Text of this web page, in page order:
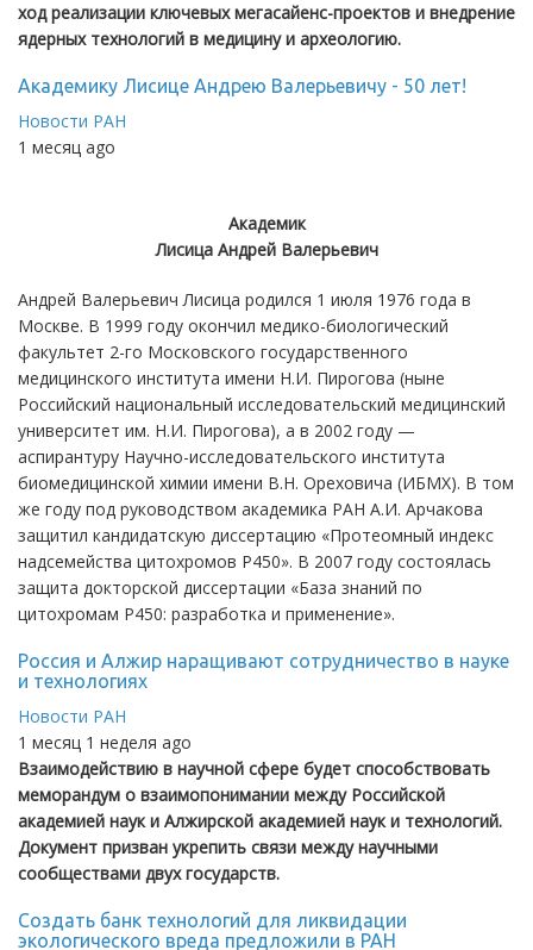
ход реализации ключевых мегасайенс-проектов и внедрение
ядерных технологий в медицину и археологию.
Академику Лисице Андрею Валерьевичу - 50 лет!
Новости РАН
1 месяц ago
Академик
Лисица Андрей Валерьевич
Андрей Валерьевич Лисица родился 1 июля 1976 года в
Москве. В 1999 году окончил медико-биологический
факультет 2-го Московского государственного
медицинского института имени Н.И. Пирогова (ныне
Российский национальный исследовательский медицинский
университет им. Н.И. Пирогова), а в 2002 году —
аспирантуру Научно-исследовательского института
биомедицинской химии имени В.Н. Ореховича (ИБМХ). В том
же году под руководством академика РАН А.И. Арчакова
защитил кандидатскую диссертацию «Протеомный индекс
надсемейства цитохромов Р450». В 2007 году состоялась
защита докторской диссертации «База знаний по
цитохромам Р450: разработка и применение».
Россия и Алжир наращивают сотрудничество в науке
и технологиях
Новости РАН
1 месяц 1 неделя ago
Взаимодействию в научной сфере будет способствовать
меморандум о взаимопонимании между Российской
академией наук и Алжирской академией наук и технологий.
Документ призван укрепить связи между научными
сообществами двух государств.
Создать банк технологий для ликвидации
экологического вреда предложили в РАН